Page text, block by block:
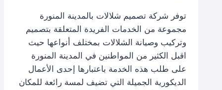
توفر شركة تصميم شلالات بالمدينة المنورة
مجموعة من الخدمات الفريدة المتعلقة بتصميم
وتركيب وصيانة الشلالات بمختلف أنواعها حيث
اقبل الكثير من المواطنين في المدينة المنورة
على طلب هذه الخدمة باعتبارها إحدى الأعمال
الديكورية الجميلة التي تضيف لمسة رائعة للمكان